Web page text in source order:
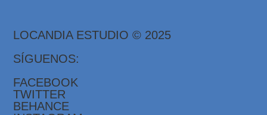
LOCANDIA ESTUDIO © 2025
SÍGUENOS:
FACEBOOK
TWITTER
BEHANCE